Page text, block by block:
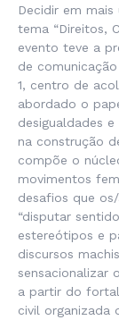
Decidir em
tema “Direitos,
evento teve a
de
1, centro de
abordado o
desigualdades
na construção
compõe o
movimentos
desafios que
“disputar
estereótipos e
discursos
sensacionalizar
a partir do
civil organizada